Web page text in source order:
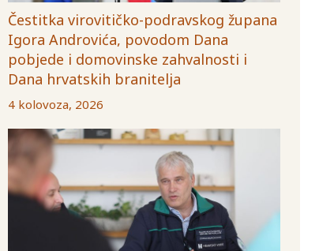
Čestitka virovitičko-podravskog župana
Igora Androvića, povodom Dana
pobjede i domovinske zahvalnosti i
Dana hrvatskih branitelja
4 kolovoza, 2026